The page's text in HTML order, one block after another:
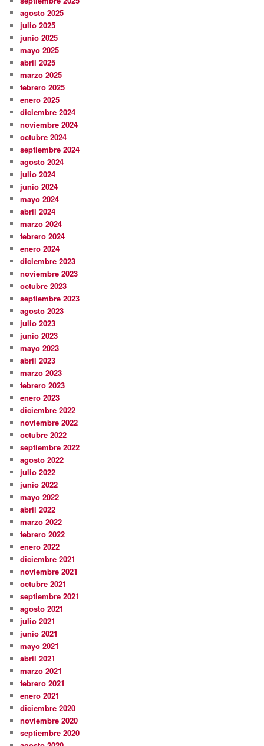
agosto 2025
julio 2025
junio 2025
mayo 2025
abril 2025
marzo 2025
febrero 2025
enero 2025
diciembre 2024
noviembre 2024
octubre 2024
septiembre 2024
agosto 2024
julio 2024
junio 2024
mayo 2024
abril 2024
marzo 2024
febrero 2024
enero 2024
diciembre 2023
noviembre 2023
octubre 2023
septiembre 2023
agosto 2023
julio 2023
junio 2023
mayo 2023
abril 2023
marzo 2023
febrero 2023
enero 2023
diciembre 2022
noviembre 2022
octubre 2022
septiembre 2022
agosto 2022
julio 2022
junio 2022
mayo 2022
abril 2022
marzo 2022
febrero 2022
enero 2022
diciembre 2021
noviembre 2021
octubre 2021
septiembre 2021
agosto 2021
julio 2021
junio 2021
mayo 2021
abril 2021
marzo 2021
febrero 2021
enero 2021
diciembre 2020
noviembre 2020
septiembre 2020